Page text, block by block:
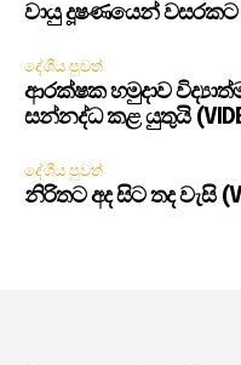
වායු දූෂණයෙන් වසරකට
දේශීය පුවත්
ආරක්ෂක හමුදාව
සන්නද්ධ කළ යුතුයි
දේශීය පුවත්
නිරිතට අද සිට තද වැසි